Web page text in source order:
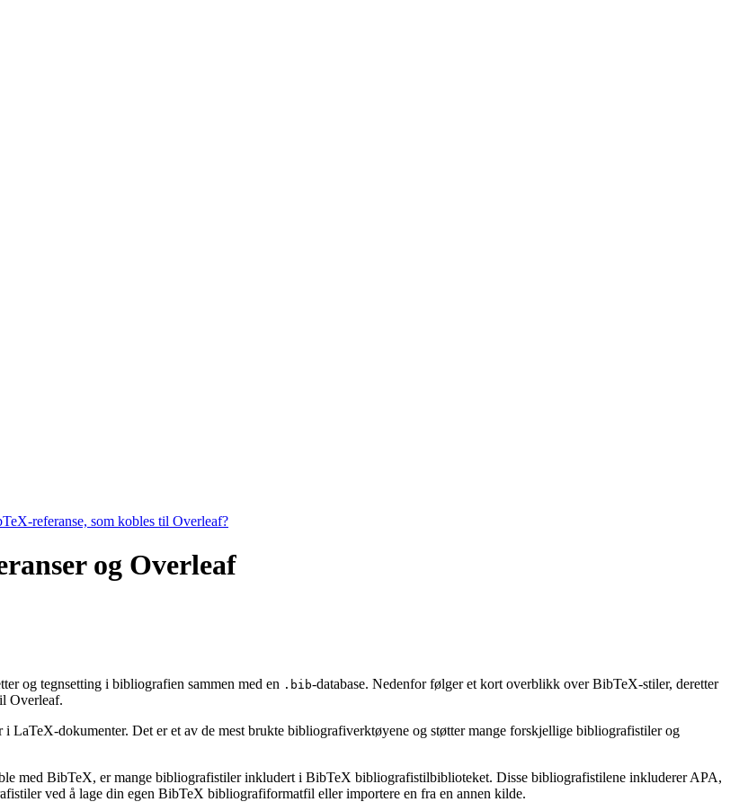
referanse, som kobles til Overleaf?
og Overleaf
og tegnsetting i bibliografien sammen med en .bib-database. Nedenfor følger et kort overblikk over BibTeX-stiler, deretter
Overleaf.
dokumenter. Det er et av de mest brukte bibliografiverktøyene og støtter mange forskjellige bibliografistiler og
med BibTeX, er mange bibliografistiler inkludert i BibTeX bibliografistilbiblioteket. Disse bibliografistilene inkluderer APA,
ved å lage din egen BibTeX bibliografiformatfil eller importere en fra en annen kilde.